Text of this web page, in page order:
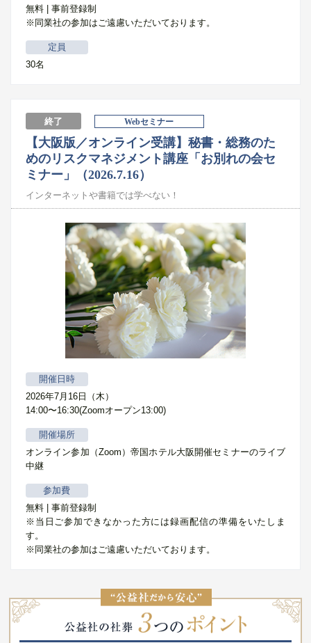
無料 | 事前登録制
※同業社の参加はご遠慮いただいております。
定員
30名
終了 Webセミナー
【大阪版／オンライン受講】秘書・総務のた
めのリスクマネジメント講座「お別れの会セ
ミナー」（2026.7.16）
インターネットや書籍では学べない！
開催日時
2026年7月16日（木）
14:00〜16:30(Zoomオープン13:00)
開催場所
オンライン参加（Zoom）帝国ホテル大阪開催セミナーのライブ
中継
参加費
無料 | 事前登録制
※当日ご参加できなかった方には録画配信の準備をいたしま
す。
※同業社の参加はご遠慮いただいております。